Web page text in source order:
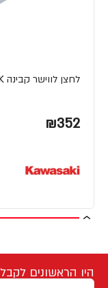
לחצן לווישר קבינה DFK
₪352
היו הראשונים